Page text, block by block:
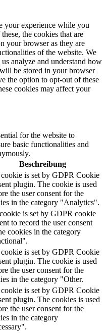
your experience while you
the cookies that are
your browser as they are
of the website. We
analyze and understand how
be stored in your browser
the option to opt-out of these
cookies may affect your
for the website to
basic functionalities and
Beschreibung
is set by GDPR Cookie
plugin. The cookie is used
the user consent for the
in the category "Analytics".
is set by GDPR cookie
to record the user consent
cookies in the category
is set by GDPR Cookie
plugin. The cookie is used
the user consent for the
in the category "Other.
is set by GDPR Cookie
plugin. The cookies is used
the user consent for the
in the category